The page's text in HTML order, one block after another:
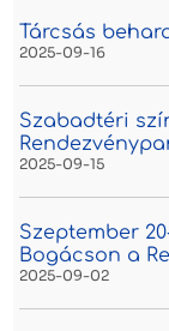
Tárcsás
2025-09-16
Szabadtéri
2025-09-15
Szeptember
Bogácson a
2025-09-02